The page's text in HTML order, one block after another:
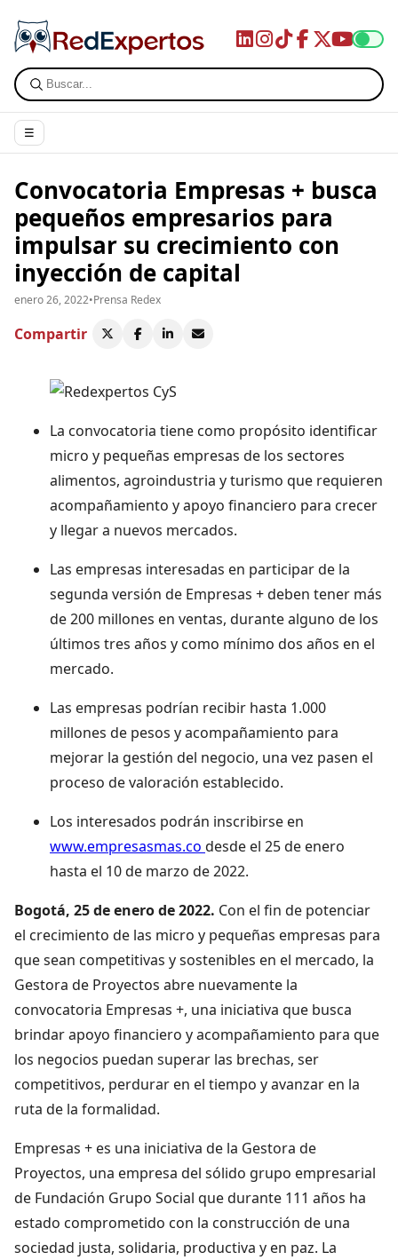
☰
Convocatoria Empresas + busca
pequeños empresarios para
impulsar su crecimiento con
inyección de capital
enero 26, 2022•Prensa Redex
Compartir
La convocatoria tiene como propósito identificar
micro y pequeñas empresas de los sectores
alimentos, agroindustria y turismo que requieren
acompañamiento y apoyo financiero para crecer
y llegar a nuevos mercados.
Las empresas interesadas en participar de la
segunda versión de Empresas + deben tener más
de 200 millones en ventas, durante alguno de los
últimos tres años y como mínimo dos años en el
mercado.
Las empresas podrían recibir hasta 1.000
millones de pesos y acompañamiento para
mejorar la gestión del negocio, una vez pasen el
proceso de valoración establecido.
Los interesados podrán inscribirse en
www.empresasmas.co desde el 25 de enero
hasta el 10 de marzo de 2022.
Bogotá, 25 de enero de 2022. Con el fin de potenciar
el crecimiento de las micro y pequeñas empresas para
que sean competitivas y sostenibles en el mercado, la
Gestora de Proyectos abre nuevamente la
convocatoria Empresas +, una iniciativa que busca
brindar apoyo financiero y acompañamiento para que
los negocios puedan superar las brechas, ser
competitivos, perdurar en el tiempo y avanzar en la
ruta de la formalidad.
Empresas + es una iniciativa de la Gestora de
Proyectos, una empresa del sólido grupo empresarial
de Fundación Grupo Social que durante 111 años ha
estado comprometido con la construcción de una
sociedad justa, solidaria, productiva y en paz. La